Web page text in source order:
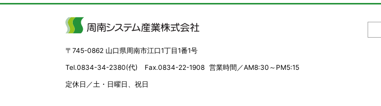
〒745-0862 山口県周南市江口1丁目1番1号
Tel.0834-34-2380(代) Fax.0834-22-1908 営業時間／AM8:30～PM5:15
定休日／土・日曜日、祝日